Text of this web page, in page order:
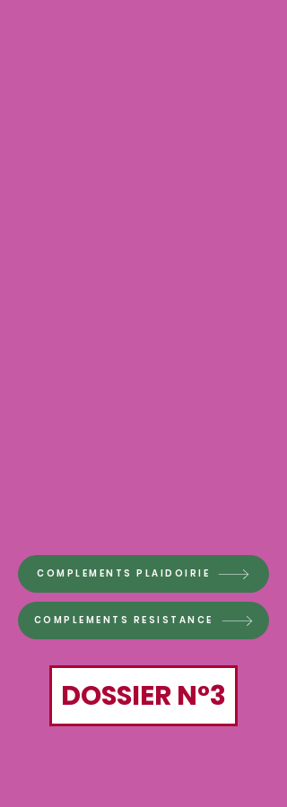
COMPLEMENTS PLAIDOIRIE
COMPLEMENTS RESISTANCE
DOSSIER N°3